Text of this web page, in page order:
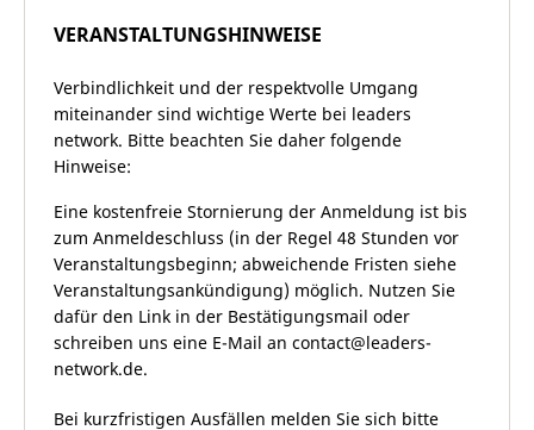
VERANSTALTUNGSHINWEISE
Verbindlichkeit und der respektvolle Umgang
miteinander sind wichtige Werte bei leaders
network. Bitte beachten Sie daher folgende
Hinweise:
Eine kostenfreie Stornierung der Anmeldung ist bis
zum Anmeldeschluss (in der Regel 48 Stunden vor
Veranstaltungsbeginn; abweichende Fristen siehe
Veranstaltungsankündigung) möglich. Nutzen Sie
dafür den Link in der Bestätigungsmail oder
schreiben uns eine E-Mail an contact@leaders-
network.de.
Bei kurzfristigen Ausfällen melden Sie sich bitte